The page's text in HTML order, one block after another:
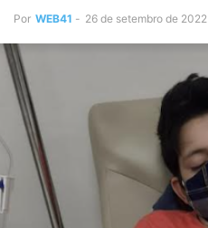
Por WEB41 - 26 de setembro de 2022